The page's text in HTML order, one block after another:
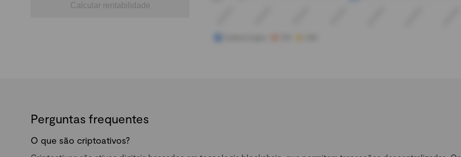
Calcular rentabilidade
Perguntas frequentes
O que são criptoativos?